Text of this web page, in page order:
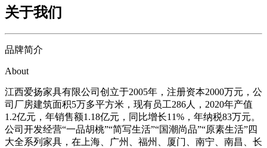
关于我们
品牌简介
About
江西爱扬家具有限公司创立于2005年，注册资本2000万元，公
司厂房建筑面积5万多平方米，现有员工286人，2020年产值
1.2亿元，年销售额1.18亿元，同比增长11%，年纳税83万元。
公司开发经营“一品胡桃”“简写生活”“国潮尚品”“原素生活”四
大全系列家具，在上海、广州、福州、厦门、南宁、南昌、长